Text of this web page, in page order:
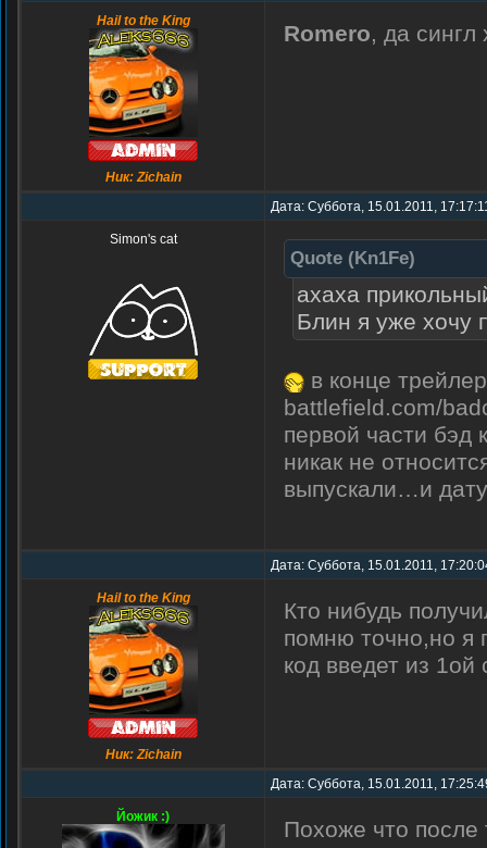
Hail to the King
Ник: Zichain
Romero, да
Дата: Суббота, 15.01.2011,
Simon's cat
Quote (Kn1Fe)
ахаха
Блин я уже хочу
в конце
battlefield.com/
первой части
никак не
выпускали…и
Дата: Суббота, 15.01.2011,
Hail to the King
Ник: Zichain
Кто нибудь
помню точно,но я
код введет из
Дата: Суббота, 15.01.2011,
Йожик :)
Похоже что после